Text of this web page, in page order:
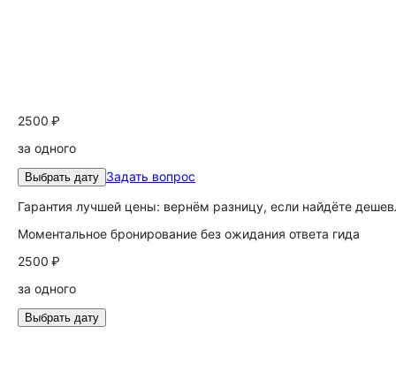
2500 ₽
за одного
Выбрать дату Задать вопрос
Гарантия лучшей цены: вернём разницу, если найдёте
Моментальное бронирование без ожидания ответа гида
2500 ₽
за одного
Выбрать дату